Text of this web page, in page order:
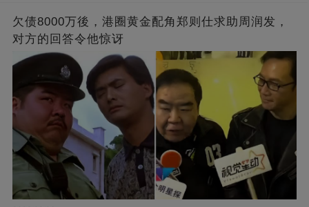
欠债8000万後，港圈黄金配角郑则仕求助周润发，
对方的回答令他惊讶